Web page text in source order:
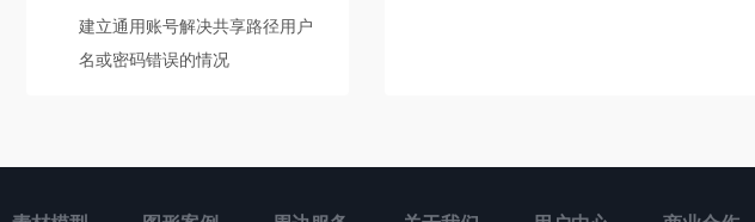
建立通用账号解决共享路径用户
名或密码错误的情况